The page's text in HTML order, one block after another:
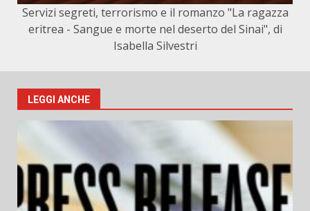
Servizi segreti, terrorismo e il romanzo "La ragazza
eritrea - Sangue e morte nel deserto del Sinai", di
Isabella Silvestri
LEGGI ANCHE